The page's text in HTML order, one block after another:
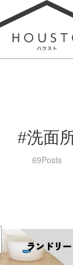
#洗面
69Posts